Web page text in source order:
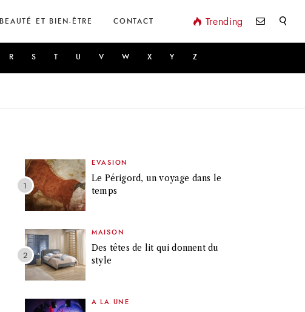
BEAUTÉ ET BIEN-ÊTRE CONTACT Trending
R S T U V W X Y Z
EVASION
Le Périgord, un voyage dans le
temps
MAISON
Des têtes de lit qui donnent du
style
A LA UNE